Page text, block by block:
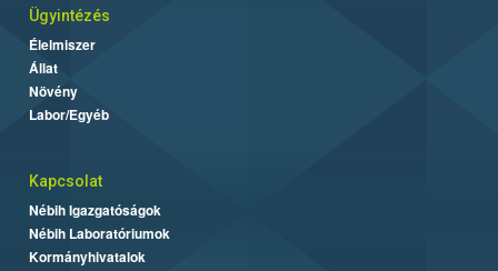
Ügyintézés
Élelmiszer
Állat
Növény
Labor/Egyéb
Kapcsolat
Nébih Igazgatóságok
Nébih Laboratóriumok
Kormányhivatalok